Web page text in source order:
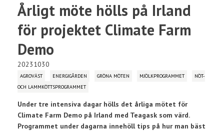
Årligt möte hölls på Irland
för projektet Climate Farm
Demo
20231030
AGROVÄST ENERGIGÅRDEN GRÖNA MÖTEN MJÖLKPROGRAMMET
NÖT-
OCH LAMMKÖTTSPROGRAMMET
Under tre intensiva dagar hölls det årliga mötet för
Climate Farm Demo på Irland med Teagask som värd.
Programmet under dagarna innehöll tips på hur man bäst